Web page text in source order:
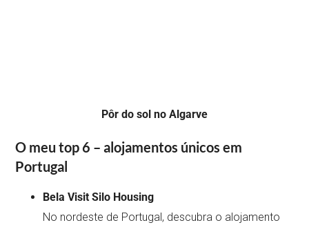
Pôr do sol no Algarve
O meu top 6 –alojamentos únicos em
Portugal
Bela Visit Silo Housing
No nordeste de Portugal, descubra o alojamento